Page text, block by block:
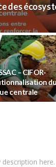
des
– CIFOR-
centrale
here.